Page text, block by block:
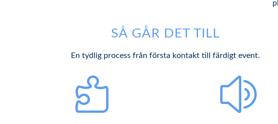
SÅ GÅR DET TILL
En tydlig process från första kontakt till färdigt event.
 z